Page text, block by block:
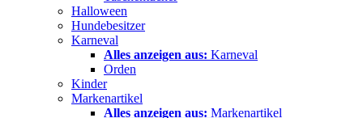
Halloween
Hundebesitzer
Karneval
Alles anzeigen aus: Karneval
Orden
Kinder
Markenartikel
Alles anzeigen aus: Markenartikel